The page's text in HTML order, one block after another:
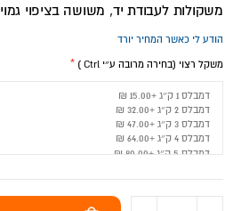
משקולות לעבודת יד, משושה בציפוי גמוי
הודע לי כאשר המחיר יורד
משקל רצוי (בחירה מרובה ע״י Ctrl )